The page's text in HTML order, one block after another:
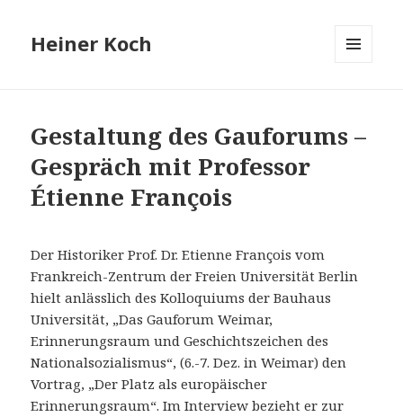
Heiner Koch
Gestaltung des Gauforums –
Gespräch mit Professor
Étienne François
Der Historiker Prof. Dr. Etienne François vom
Frankreich-Zentrum der Freien Universität Berlin
hielt anlässlich des Kolloquiums der Bauhaus
Universität, „Das Gauforum Weimar,
Erinnerungsraum und Geschichtszeichen des
Nationalsozialismus“, (6.-7. Dez. in Weimar) den
Vortrag, „Der Platz als europäischer
Erinnerungsraum“. Im Interview bezieht er zur